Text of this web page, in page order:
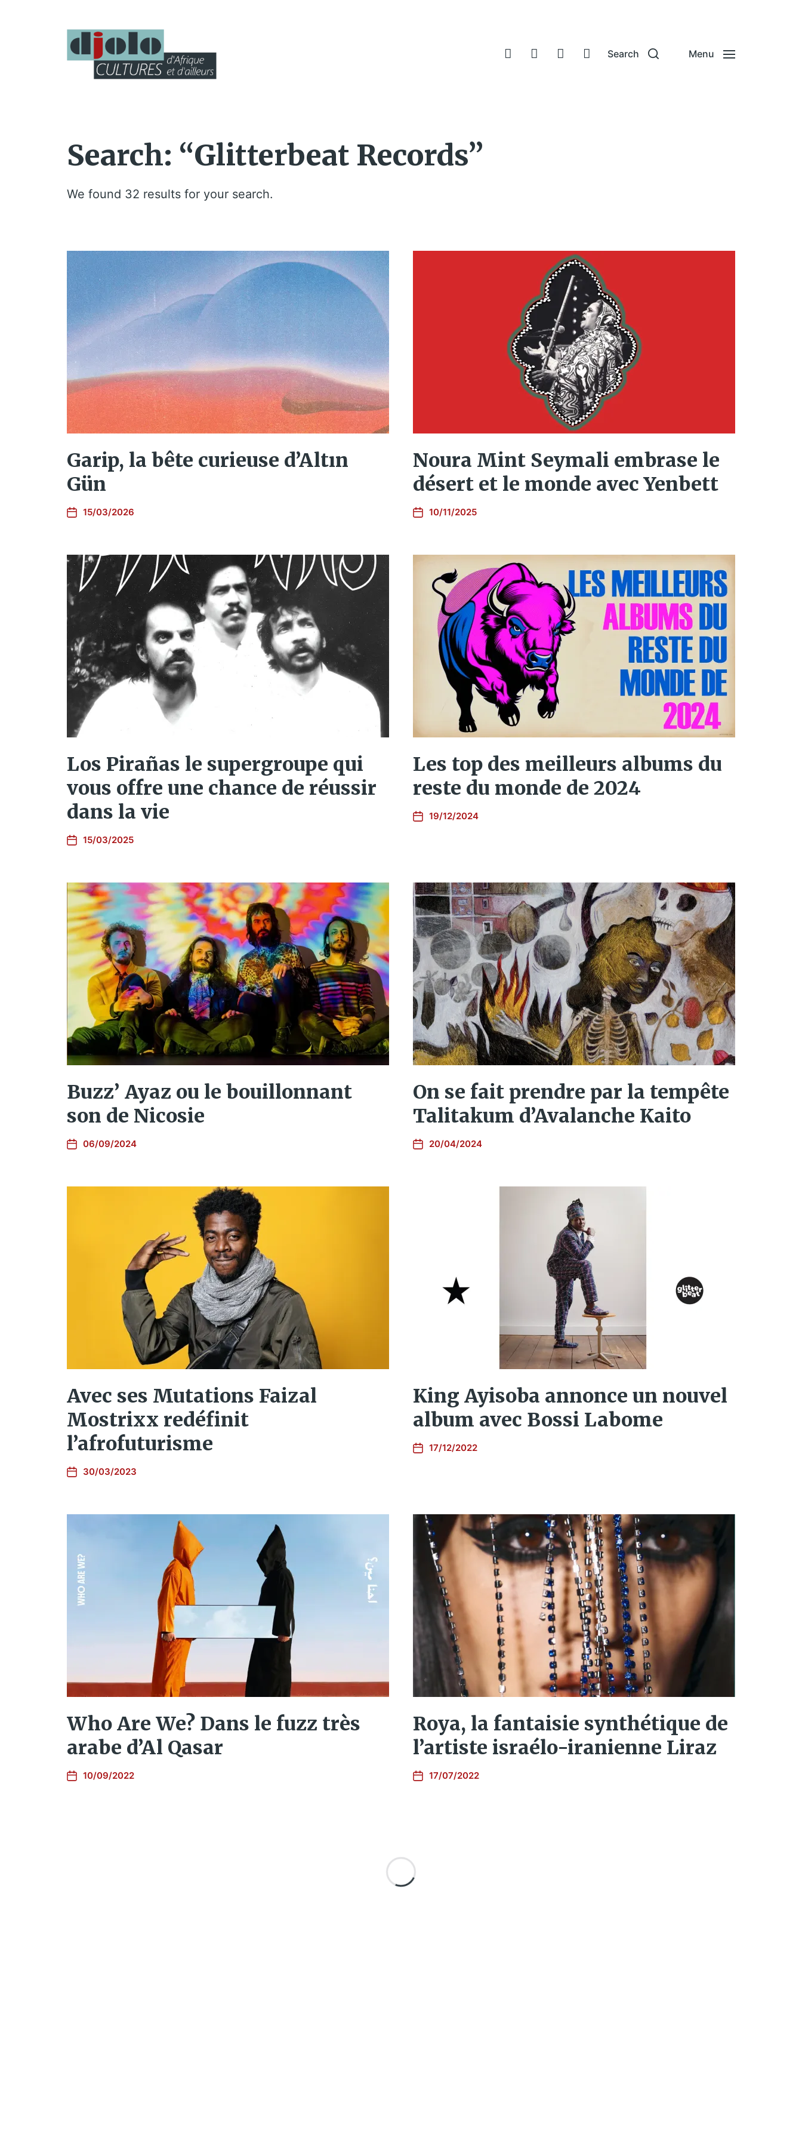
Search Menu
Search: “Glitterbeat Records”
We found 32 results for your search.
Garip, la bête curieuse d’Altın
Gün
15/03/2026
Noura Mint Seymali embrase le
désert et le monde avec Yenbett
10/11/2025
Los Pirañas le supergroupe qui
vous offre une chance de réussir
dans la vie
15/03/2025
Les top des meilleurs albums du
reste du monde de 2024
19/12/2024
Buzz’ Ayaz ou le bouillonnant
son de Nicosie
06/09/2024
On se fait prendre par la tempête
Talitakum d’Avalanche Kaito
20/04/2024
Avec ses Mutations Faizal
Mostrixx redéfinit
l’afrofuturisme
30/03/2023
King Ayisoba annonce un nouvel
album avec Bossi Labome
17/12/2022
Who Are We? Dans le fuzz très
arabe d’Al Qasar
10/09/2022
Roya, la fantaisie synthétique de
l’artiste israélo-iranienne Liraz
17/07/2022